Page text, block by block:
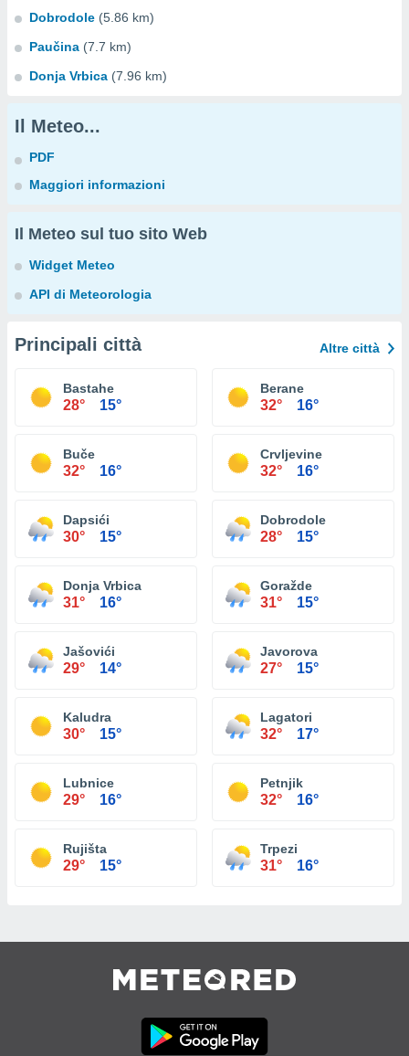
Dobrodole (5.86 km)
Paučina (7.7 km)
Donja Vrbica (7.96 km)
Il Meteo...
PDF
Maggiori informazioni
Il Meteo sul tuo sito Web
Widget Meteo
API di Meteorologia
Principali città Altre città
Bastahe
28° 15°
Berane
32° 16°
Buče
32° 16°
Crvljevine
32° 16°
Dapsići
30° 15°
Dobrodole
28° 15°
Donja Vrbica
31° 16°
Goražde
31° 15°
Jašovići
29° 14°
Javorova
27° 15°
Kaludra
30° 15°
Lagatori
32° 17°
Lubnice
29° 16°
Petnjik
32° 16°
Rujišta
29° 15°
Trpezi
31° 16°